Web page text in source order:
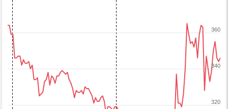
320
340
360